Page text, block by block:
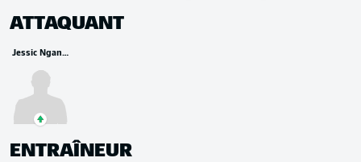
ATTAQUANT
Jessic Ngankam
ENTRAÎNEUR